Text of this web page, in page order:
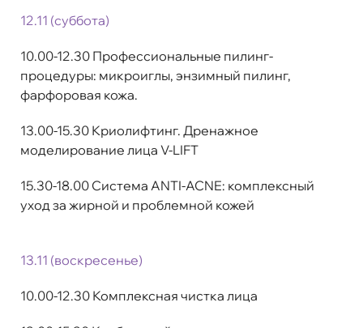
12.11 (суббота)
10.00-12.30 Профессиональные пилинг-
процедуры: микроиглы, энзимный пилинг,
фарфоровая кожа.
13.00-15.30 Криолифтинг. Дренажное
моделирование лица V-LIFT
15.30-18.00 Система ANTI-ACNE: комплексный
уход за жирной и проблемной кожей
13.11 (воскресенье)
10.00-12.30 Комплексная чистка лица